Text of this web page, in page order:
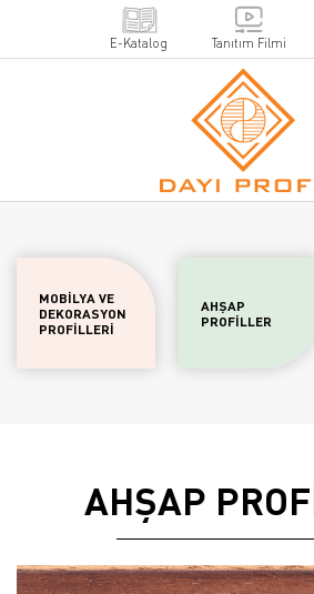
E-Katalog Tanıtım Filmi
MOBİLYA VE
DEKORASYON
PROFİLLERİ
AHŞAP
PROFİLLER
AHŞAP